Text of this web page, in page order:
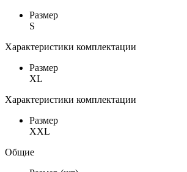
Размер
S
Характеристики комплектации
Размер
XL
Характеристики комплектации
Размер
XXL
Общие